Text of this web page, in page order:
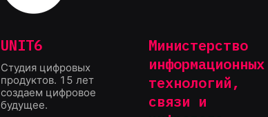
UNIT6
Студия цифровых
продуктов. 15 лет
создаем цифровое
будущее.
Министерство
информационных
технологий,
связи и